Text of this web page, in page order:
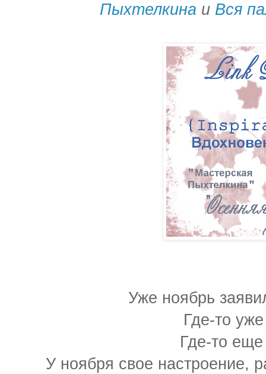
Пыхтелкина и Вся
Уже ноябрь
Где-то
Где-то
У ноября свое настроение,